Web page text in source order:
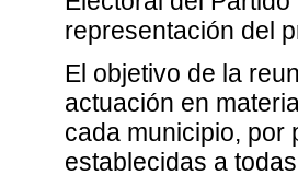
representación del
El objetivo de la
actuación en
cada municipio, por
establecidas a